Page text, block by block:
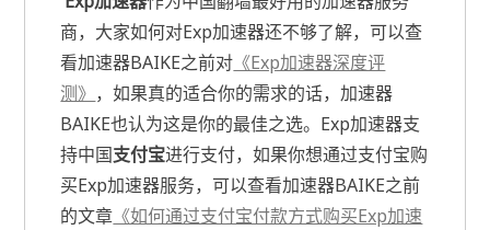
商，大家如何对Exp加速器还不够了解，可以查
看加速器BAIKE之前对 《Exp加速器深度评
测》 ，如果真的适合你的需求的话，加速器
BAIKE也认为这是你的最佳之选。Exp加速器支
持中国支付宝进行支付，如果你想通过支付宝购
买Exp加速器服务，可以查看加速器BAIKE之前
的文章 《如何通过支付宝付款方式购买Exp加速